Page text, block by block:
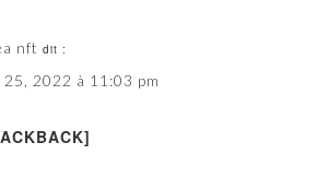
nft dit :
2022 à 11:03 pm